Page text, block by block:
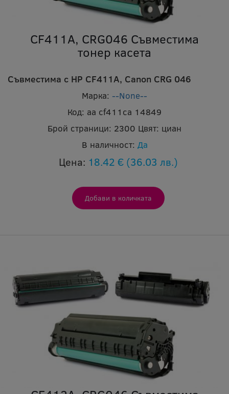
CF411A, CRG046 Съвместима
тонер касета
Съвместима с HP CF411A, Canon CRG 046
Марка: --None--
Код: aa cf411ca 14849
Брой страници: 2300 Цвят: циан
В наличност: Да
Цена: 18.42 € (36.03 лв.)